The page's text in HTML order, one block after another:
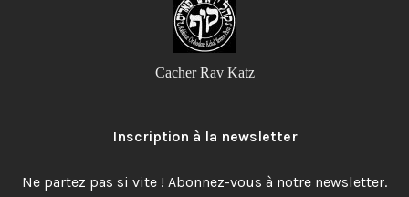
Cacher Rav Katz
Inscription à la newsletter
Ne partez pas si vite ! Abonnez-vous à notre newsletter.